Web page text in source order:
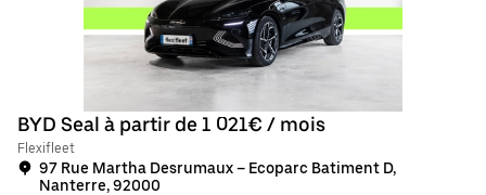
BYD Seal à partir de 1 021€ / mois
Flexifleet
97 Rue Martha Desrumaux – Ecoparc Batiment D,
Nanterre, 92000